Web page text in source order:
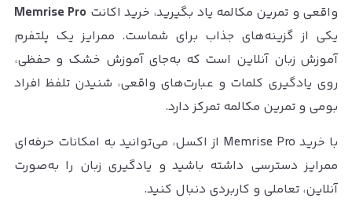
واقعی و تمرین مکالمه یاد بگیرید، خرید اکانت Memrise Pro
یکی از گزینه‌های جذاب برای شماست. ممرایز یک پلتفرم
آموزش زبان آنلاین است که به‌جای آموزش خشک و حفظی،
روی یادگیری کلمات و عبارت‌های واقعی، شنیدن تلفظ افراد
بومی و تمرین مکالمه تمرکز دارد.
با خرید Memrise Pro از اکسل، می‌توانید به امکانات حرفه‌ای
ممرایز دسترسی داشته باشید و یادگیری زبان را به‌صورت
آنلاین، تعاملی و کاربردی دنبال کنید.